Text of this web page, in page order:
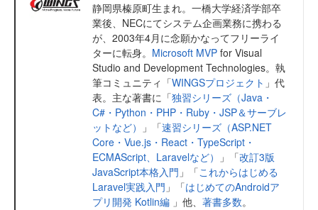
静岡県榛原町生まれ。一橋大学経済学部卒
業後、NECにてシステム企画業務に携わる
が、2003年4月に念願かなってフリーライ
ターに転身。 Microsoft MVP for Visual
Studio and Development Technologies。執
筆コミュニティ「WINGSプロジェクト 」代
表。主な著書に「独習シリーズ（Java・
C#・Python・PHP・Ruby・JSP＆サーブレ
ットなど）
」「速習シリーズ（ASP.NET
Core・Vue.js・React・TypeScript・
ECMAScript、Laravelなど）
」「改訂3版
JavaScript本格入門 」「これからはじめる
Laravel実践入門 」「はじめてのAndroidア
プリ開発 Kotlin編 」他、 著書多数。